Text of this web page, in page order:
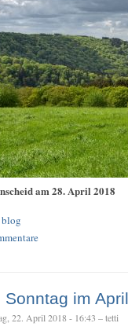
am 28. April 2018
Sonntag im April
22. April 2018 - 16:43 – tetti